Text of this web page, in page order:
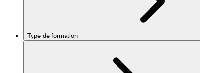
Type de formation